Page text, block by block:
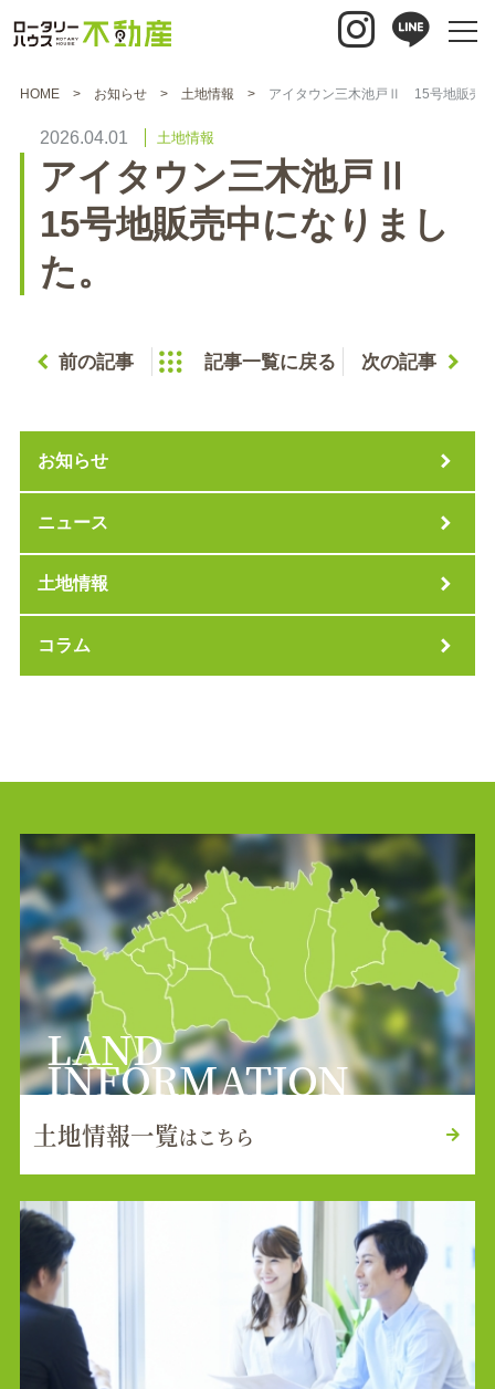
HOME お知らせ 土地情報 アイタウン三木池戸Ⅱ 15号地販売
2026.04.01 土地情報
アイタウン三木池戸Ⅱ
15号地販売中になりまし
た。
前の記事 記事一覧に戻る 次の記事
お知らせ
ニュース
土地情報
コラム
LAND
INFORMATION
土地情報一覧はこちら